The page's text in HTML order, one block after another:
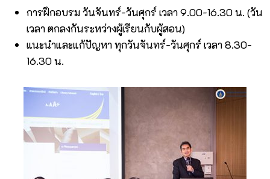
การฝึกอบรม วันจันทร์-วันศุกร์ เวลา 9.00-16.30 น. (วัน
เวลา ตกลงกันระหว่างผู้เรียนกับผู้สอน)
แนะนำและแก้ปัญหา ทุกวันจันทร์-วันศุกร์ เวลา 8.30-
16.30 น.